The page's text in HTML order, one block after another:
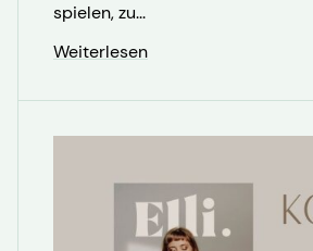
spielen, zu...
Weiterlesen